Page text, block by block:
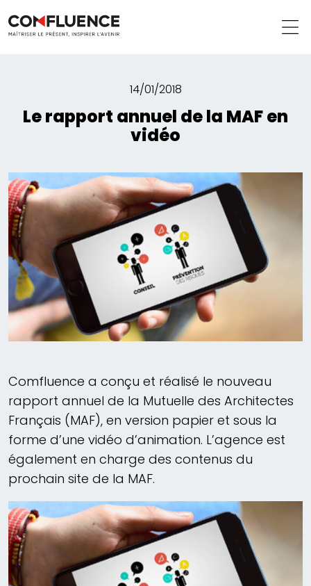
14/01/2018
Le rapport annuel de la MAF en
vidéo
Comfluence a conçu et réalisé le nouveau
rapport annuel de la Mutuelle des Architectes
Français (MAF), en version papier et sous la
forme d’une vidéo d’animation. L’agence est
également en charge des contenus du
prochain site de la MAF.